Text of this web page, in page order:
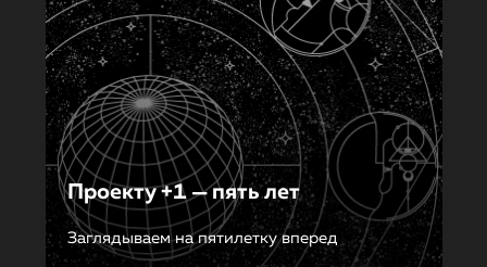
Проекту +1 — пять лет
Заглядываем на пятилетку вперед